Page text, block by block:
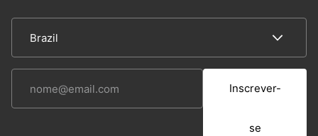
Inscrever-
se